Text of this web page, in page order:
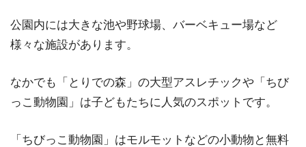
公園内には大きな池や野球場、バーベキュー場など
様々な施設があります。
なかでも「とりでの森」の大型アスレチックや「ちび
っこ動物園」は子どもたちに人気のスポットです。
「ちびっこ動物園」はモルモットなどの小動物と無料